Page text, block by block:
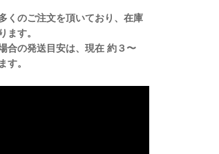
くのご注文を頂いており、在庫
ます。
合の発送目安は、現在 約３〜
す。